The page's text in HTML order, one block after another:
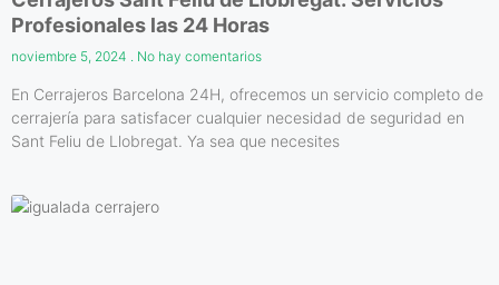
Profesionales las 24 Horas
noviembre 5, 2024 No hay comentarios
En Cerrajeros Barcelona 24H, ofrecemos un servicio completo de
cerrajería para satisfacer cualquier necesidad de seguridad en
Sant Feliu de Llobregat. Ya sea que necesites